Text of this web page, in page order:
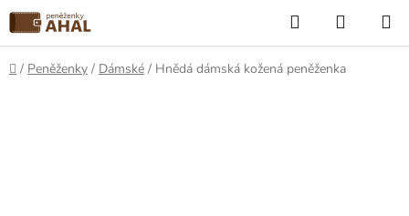
Přejít
na
obsah
Hledat
KOŠÍK
Domů
/ Peněženky / Dámské / Hnědá dámská kožená peněženka